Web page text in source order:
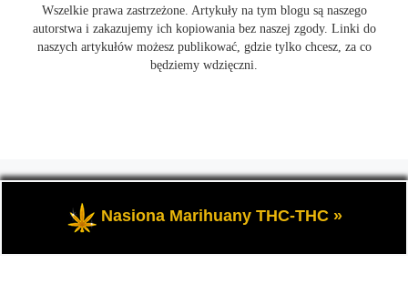
Wszelkie prawa zastrzeżone. Artykuły na tym blogu są naszego
autorstwa i zakazujemy ich kopiowania bez naszej zgody. Linki do
naszych artykułów możesz publikować, gdzie tylko chcesz, za co
będziemy wdzięczni.
marihuanie THC i konopi CBD, wszystko na temat uprawy
cannabis i nie tylko.
Nasiona Marihuany THC-THC »